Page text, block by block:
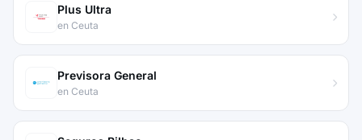
Plus Ultra
en Ceuta
Previsora General
en Ceuta